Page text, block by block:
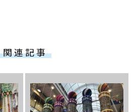
関 連 記 事